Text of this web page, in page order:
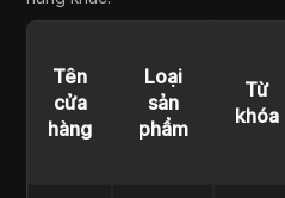
Tên
cửa
hàng
Loại
sản
phẩm
Từ
khóa